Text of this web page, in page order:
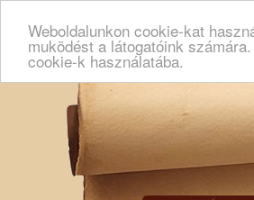
Weboldalunkon cookie-kat
muködést a látogatóink
cookie-k használatába.